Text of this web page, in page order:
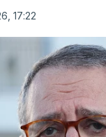
17:22